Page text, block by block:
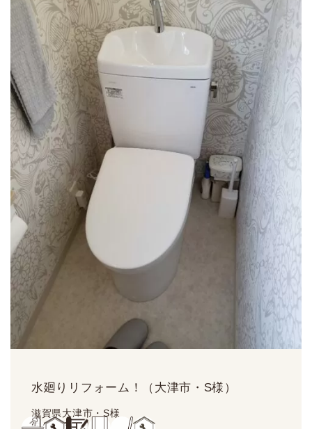
水廻りリフォーム！（大津市・S様）
滋賀県大津市・S様
約497.6 万円